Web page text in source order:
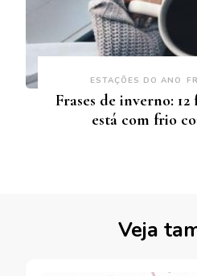
ESTAÇÕES DO ANO
Frases de inverno: 12
está com frio
Veja